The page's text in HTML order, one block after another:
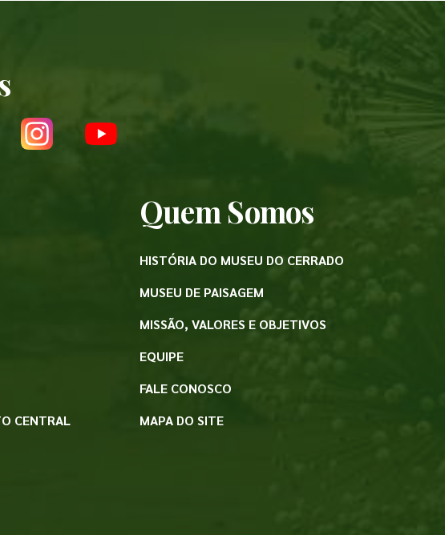
CENTRAL
Quem Somos
HISTÓRIA DO MUSEU DO CERRADO
MUSEU DE PAISAGEM
MISSÃO, VALORES E OBJETIVOS
EQUIPE
FALE CONOSCO
MAPA DO SITE